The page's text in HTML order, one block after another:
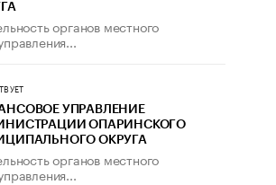
органов местного
УПРАВЛЕНИЕ
ОПАРИНСКОГО
ОКРУГА
органов местного